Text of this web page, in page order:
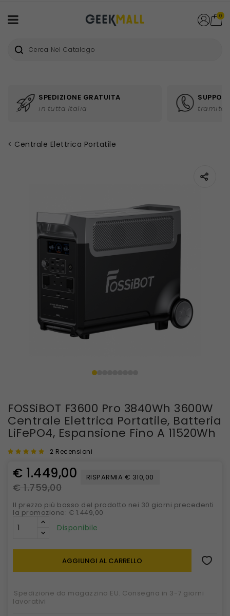
0
SPEDIZIONE GRATUITA
in tutta Italia tramite
Centrale Elettrica Portatile
FOSSiBOT F3600 Pro 3840Wh 3600W
Centrale Elettrica Portatile, Batteria
LiFePO4, Espansione Fino A 11520Wh
2 Recensioni
€ 1.449,00
€ 1.759,00
RISPARMIA € 310,00
Il prezzo più basso del prodotto nei 30 giorni precedenti
la promozione: € 1.449,00
Disponibile
AGGIUNGI AL CARRELLO
Spedizione da magazzino EU. Consegna in 3-7 giorni
lavorativi